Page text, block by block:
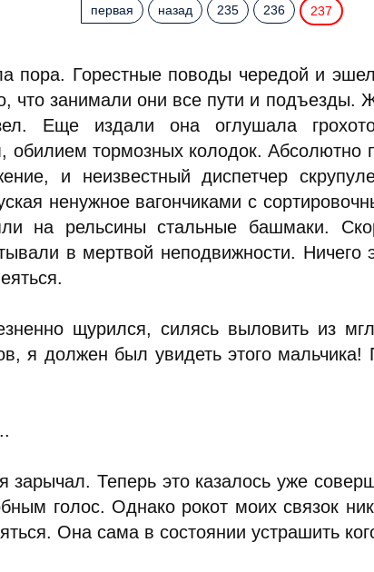
первая назад 235 236 237
пора. Горестные поводы чередой и
что занимали они все пути и подъезды.
Еще издали она оглушала
тормозных колодок. Абсолютно
и неизвестный диспетчер
ненужное вагончиками с
на рельсины стальные башмаки.
в мертвой неподвижности. Ничего
щурился, силясь выловить из
я должен был увидеть этого мальчика!
зарычал. Теперь это казалось уже
голос. Однако рокот моих связок
Она сама в состоянии устрашить